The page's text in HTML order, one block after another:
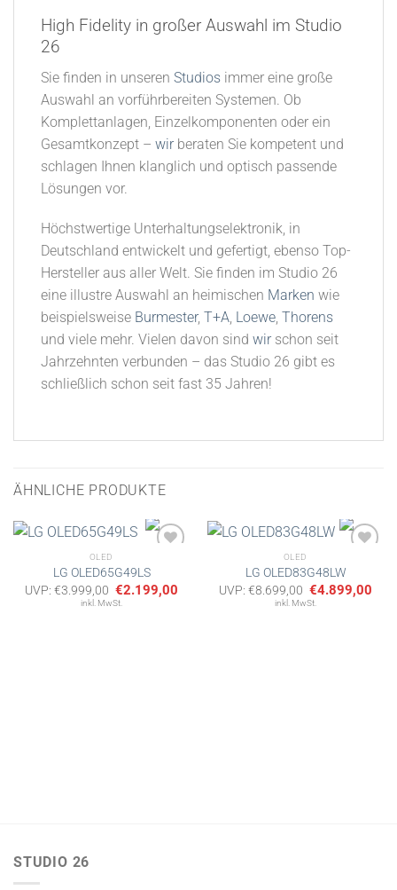
High Fidelity in großer Auswahl im Studio
26​
Sie finden in unseren Studios immer eine große
Auswahl an vorführbereiten Systemen. Ob
Komplettanlagen, Einzelkomponenten oder ein
Gesamtkonzept – wir beraten Sie kompetent und
schlagen Ihnen klanglich und optisch passende
Lösungen vor.
Höchstwertige Unterhaltungselektronik, in
Deutschland entwickelt und gefertigt, ebenso Top-
Hersteller aus aller Welt. Sie finden im Studio 26
eine illustre Auswahl an heimischen Marken wie
beispielsweise Burmester, T+A, Loewe, Thorens
und viele mehr. Vielen davon sind wir schon seit
Jahrzehnten verbunden – das Studio 26 gibt es
schließlich schon seit fast 35 Jahren!
ÄHNLICHE PRODUKTE
Artikel
OLED
LG OLED65G49LS
UVP: €3.999,00 Ursprünglicher
Preis
€2.199,00 Aktueller
inkl. MwSt.
Artikel
OLED
LG OLED83G48LW
UVP: €8.699,00 Ursprünglicher
Preis
€4.899,00
inkl. MwSt.
STUDIO 26